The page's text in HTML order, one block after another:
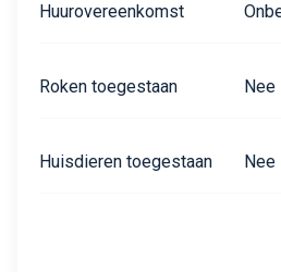
Huurovereenkomst
Roken toegestaan Nee
Huisdieren toegestaan Nee